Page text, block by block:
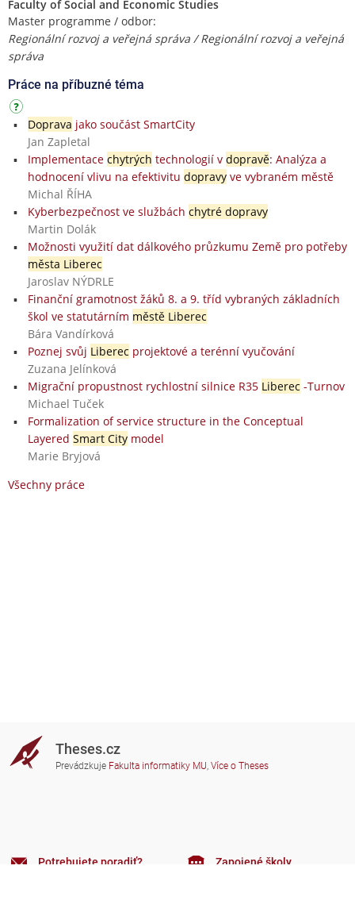
Faculty of Social and Economic Studies
Master programme / odbor:
Regionální rozvoj a veřejná správa / Regionální rozvoj a veřejná
správa
Práce na příbuzné téma
Doprava jako součást SmartCity
Jan Zapletal
Implementace chytrých technologií v dopravě: Analýza a
hodnocení vlivu na efektivitu dopravyve vybraném městě
Michal ŘÍHA
Kyberbezpečnost ve službách chytré dopravy
Martin Dolák
Možnosti využití dat dálkového průzkumu Země pro potřeby
města Liberec
Jaroslav NÝDRLE
Finanční gramotnost žáků 8. a 9. tříd vybraných základních
škol ve statutárním městě Liberec
Bára Vandírková
Poznej svůj Liberec projektové a terénní vyučování
Zuzana Jelínková
Migrační propustnost rychlostní silnice R35 Liberec -Turnov
Michael Tuček
Formalization of service structure in the Conceptual
Layered Smart Citymodel
Marie Bryjová
Všechny práce
Theses.cz
Prevádzkuje Fakulta informatiky MU, Více o Theses
Potrebujete poradiť? Zapojené školy